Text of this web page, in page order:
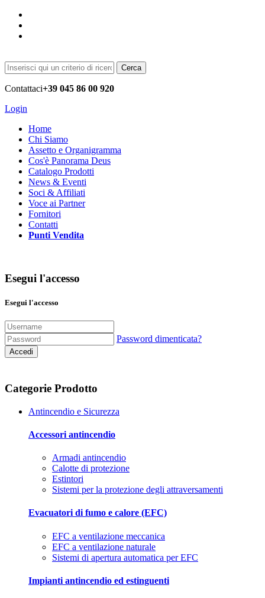
Cerca
Contattaci+39 045 86 00 920
Login
Home
Chi Siamo
Assetto e Organigramma
Cos'è Panorama Deus
Catalogo Prodotti
News & Eventi
Soci & Affiliati
Voce ai Partner
Fornitori
Contatti
Punti Vendita
Esegui l'accesso
Esegui l'accesso
Password dimenticata?
Accedi
Categorie Prodotto
Antincendio e Sicurezza
Accessori antincendio
Armadi antincendio
Calotte di protezione
Estintori
Sistemi per la protezione degli attraversamenti
Evacuatori di fumo e calore (EFC)
EFC a ventilazione meccanica
EFC a ventilazione naturale
Sistemi di apertura automatica per EFC
Impianti antincendio ed estinguenti